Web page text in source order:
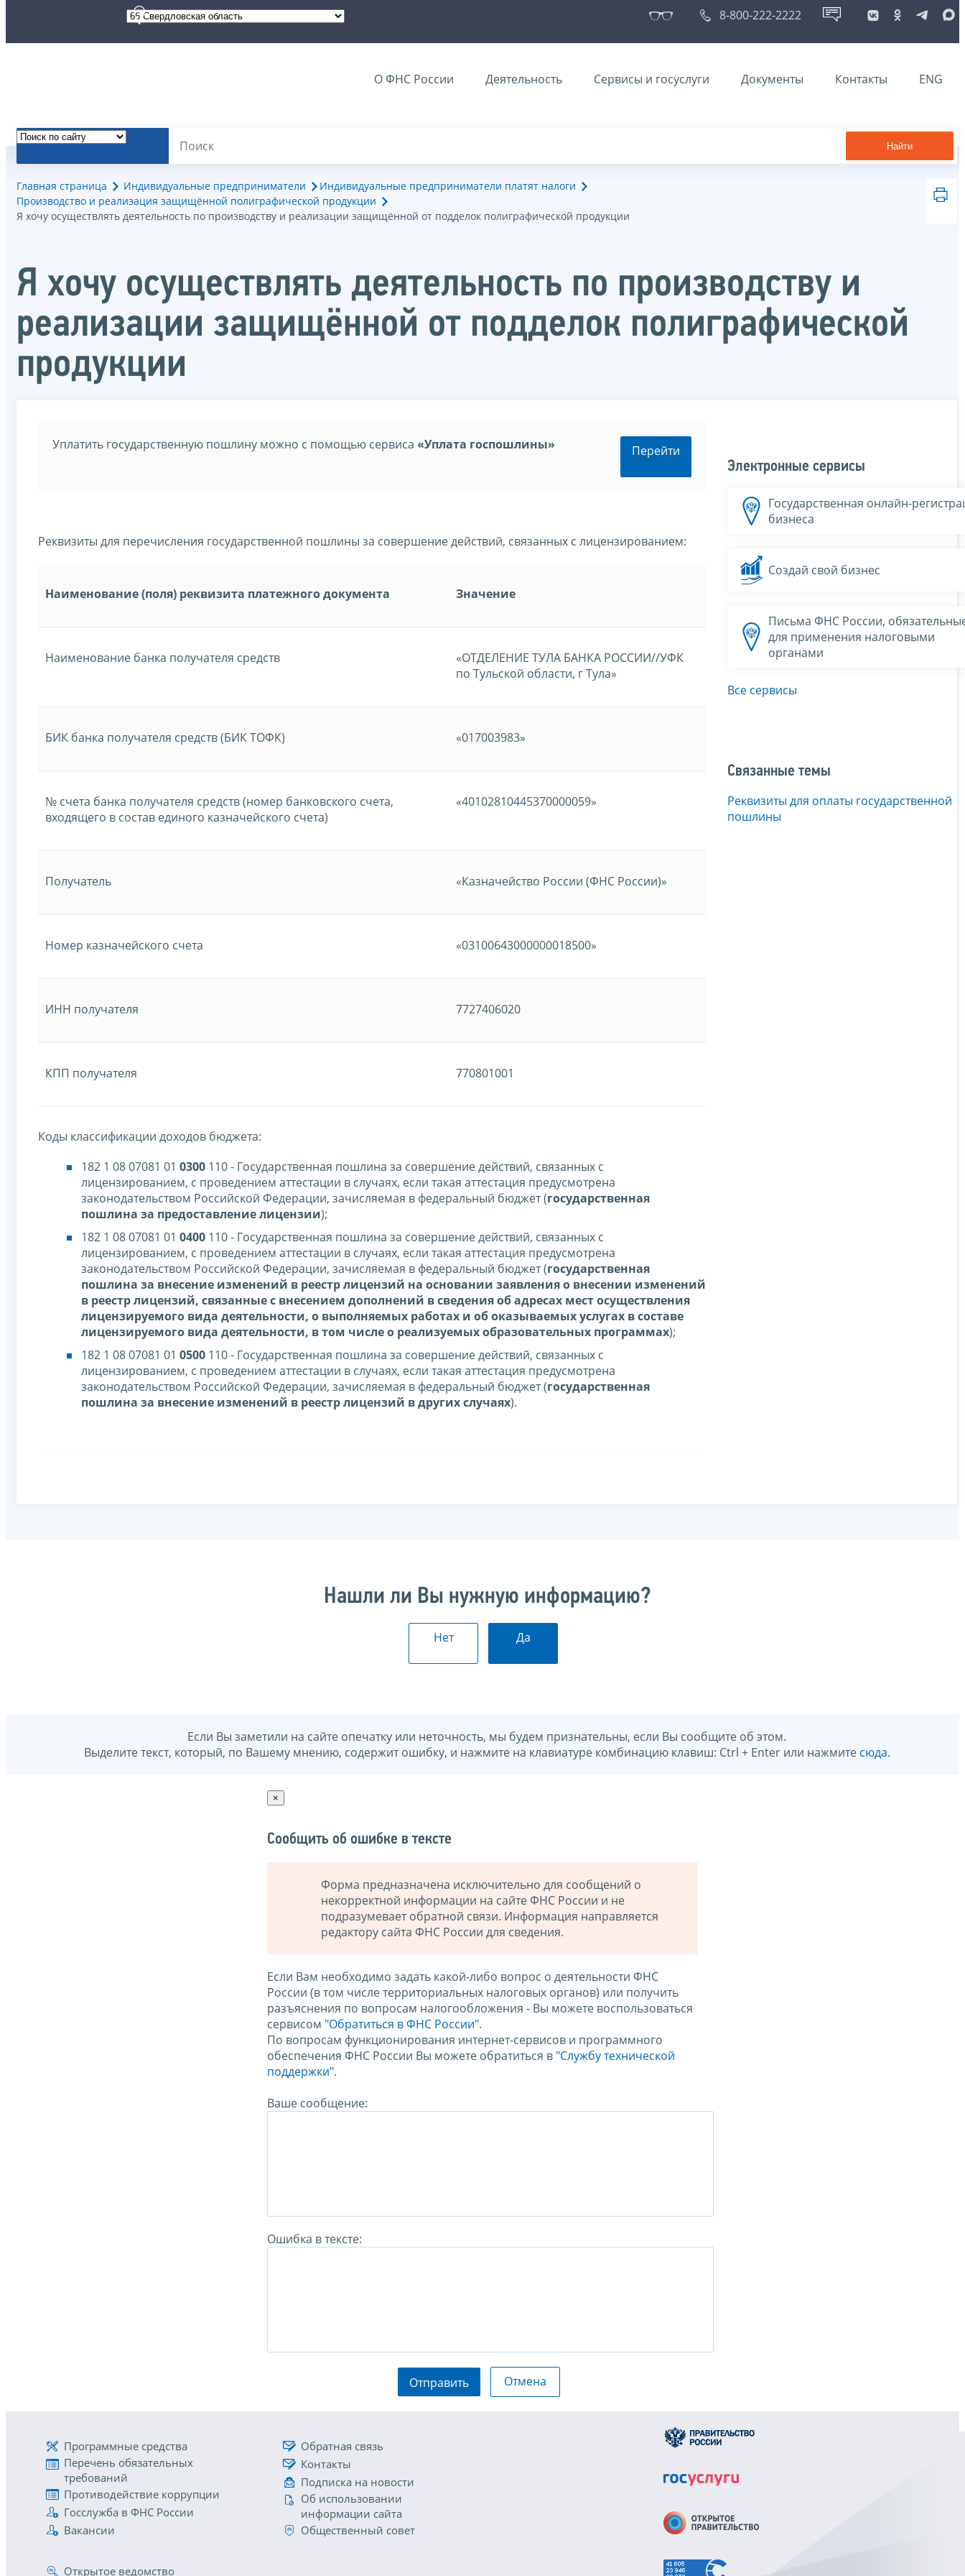
8-800-222-2222
О ФНС России Деятельность Сервисы и госуслуги Документы Контакты ENG
Найти
Главная страница Индивидуальные предприниматели
Индивидуальные предприниматели платят налоги
Производство и реализация защищённой полиграфической продукции
Я хочу осуществлять деятельность по производству и реализации защищённой от подделок полиграфической продукции
Я хочу осуществлять деятельность по производству и
реализации защищённой от подделок полиграфической
продукции
Перейти
Уплатить государственную пошлину можно с помощью сервиса «Уплата госпошлины»
Реквизиты для перечисления государственной пошлины за совершение действий, связанных с лицензированием:
Наименование (поля) реквизита платежного документа Значение
Наименование банка получателя средств
«ОТДЕЛЕНИЕ ТУЛА БАНКА РОССИИ//УФК
по Тульской области, г Тула»
БИК банка получателя средств (БИК ТОФК) «017003983»
№ счета банка получателя средств (номер банковского счета,
входящего в состав единого казначейского счета)
«40102810445370000059»
Получатель «Казначейство России (ФНС России)»
Номер казначейского счета «03100643000000018500»
ИНН получателя 7727406020
КПП получателя 770801001
Коды классификации доходов бюджета:
182 1 08 07081 01 0300 110 - Государственная пошлина за совершение действий, связанных с
лицензированием, с проведением аттестации в случаях, если такая аттестация предусмотрена
законодательством Российской Федерации, зачисляемая в федеральный бюджет (государственная
пошлина за предоставление лицензии);
182 1 08 07081 01 0400 110 - Государственная пошлина за совершение действий, связанных с
лицензированием, с проведением аттестации в случаях, если такая аттестация предусмотрена
законодательством Российской Федерации, зачисляемая в федеральный бюджет (государственная
пошлина за внесение изменений в реестр лицензий на основании заявления о внесении изменений
в реестр лицензий, связанные с внесением дополнений в сведения об адресах мест осуществления
лицензируемого вида деятельности, о выполняемых работах и об оказываемых услугах в составе
лицензируемого вида деятельности, в том числе о реализуемых образовательных программах);
182 1 08 07081 01 0500 110 - Государственная пошлина за совершение действий, связанных с
лицензированием, с проведением аттестации в случаях, если такая аттестация предусмотрена
законодательством Российской Федерации, зачисляемая в федеральный бюджет (государственная
пошлина за внесение изменений в реестр лицензий в других случаях).
Электронные сервисы
Государственная онлайн-
бизнеса
Создай свой бизнес
Письма ФНС России,
для применения налоговыми
органами
Все сервисы
Связанные темы
Реквизиты для оплаты государственной
пошлины
Нашли ли Вы нужную информацию?
Нет Да
Если Вы заметили на сайте опечатку или неточность, мы будем признательны, если Вы сообщите об этом.
Выделите текст, который, по Вашему мнению, содержит ошибку, и нажмите на клавиатуре комбинацию клавиш: Ctrl + Enter или нажмите сюда.
×
Сообщить об ошибке в тексте
Форма предназначена исключительно для сообщений о
некорректной информации на сайте ФНС России и не
подразумевает обратной связи. Информация направляется
редактору сайта ФНС России для сведения.
Если Вам необходимо задать какой-либо вопрос о деятельности ФНС
России (в том числе территориальных налоговых органов) или получить
разъяснения по вопросам налогообложения - Вы можете воспользоваться
сервисом "Обратиться в ФНС России".
По вопросам функционирования интернет-сервисов и программного
обеспечения ФНС России Вы можете обратиться в "Службу технической
поддержки".
Ваше сообщение:
Ошибка в тексте:
Отправить Отмена
Программные средства
Перечень обязательных
требований
Противодействие коррупции
Госслужба в ФНС России
Вакансии
Обратная связь
Контакты
Подписка на новости
Об использовании
информации сайта
Общественный совет
Открытое ведомство